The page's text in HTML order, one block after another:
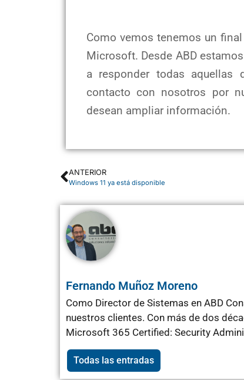
Como vemos tenemos un
Microsoft. Desde ABD
a responder todas aquellas
contacto con nosotros por
desean ampliar información.
ANTERIOR
Windows 11 ya está disponible
Fernando Muñoz Moreno
Como Director de Sistemas en ABD
nuestros clientes. Con más de dos
Microsoft 365 Certified: Security
Todas las entradas